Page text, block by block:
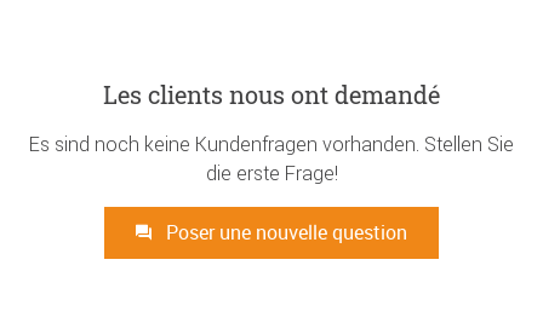
Les clients nous ont demandé
Es sind noch keine Kundenfragen vorhanden. Stellen Sie
die erste Frage!
Poser une nouvelle question